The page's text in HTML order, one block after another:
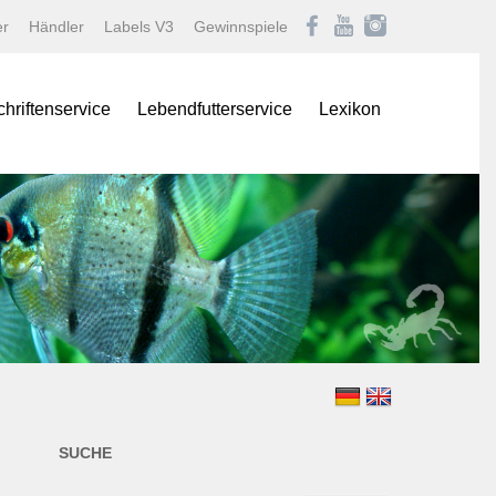
Händler Labels V3 Gewinnspiele
Fachmagazin
Aquarium live
& Teich Magazin
Lebendfutterservice Lexikon
Barben
Buntbarsche
Gartenteich
Goldfische und Koi
Krebse
Labyrinther
SUCHE